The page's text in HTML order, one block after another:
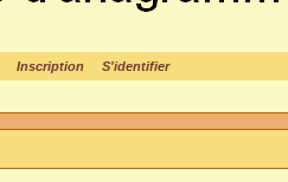
Inscription S'identifier